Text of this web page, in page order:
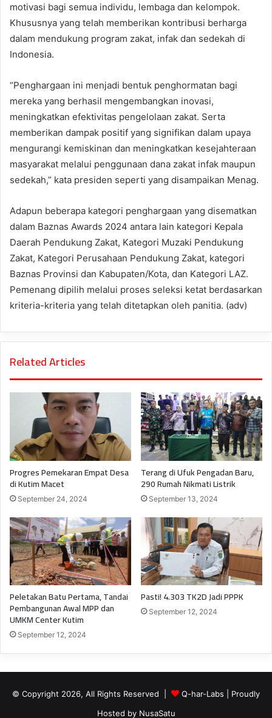
motivasi bagi semua individu, lembaga dan kelompok.
Khususnya yang telah memberikan kontribusi berharga
dalam mendukung program zakat, infak dan sedekah di
Indonesia.
“Penghargaan ini menjadi bentuk penghormatan bagi
mereka yang berhasil mengembangkan inovasi,
meningkatkan efektivitas pengelolaan zakat. Serta
memberikan dampak positif yang signifikan dalam upaya
mengurangi kemiskinan dan meningkatkan kesejahteraan
masyarakat melalui penggunaan dana zakat infak maupun
sedekah,” kata presiden seperti yang disampaikan Menag.
Adapun beberapa kategori penghargaan yang disematkan
dalam Baznas Awards 2024 antara lain kategori Kepala
Daerah Pendukung Zakat, Kategori Muzaki Pendukung
Zakat, Kategori Perusahaan Pendukung Zakat, kategori
Baznas Provinsi dan Kabupaten/Kota, dan Kategori LAZ.
Pemenang dipilih melalui proses seleksi ketat berdasarkan
kriteria-kriteria yang telah ditetapkan oleh panitia. (adv)
Related Articles
Progres Pemekaran Empat Desa
di Kutim Macet
September 24, 2024
Terang di Ufuk Pengadan Baru,
290 Rumah Nikmati Listrik
September 13, 2024
Peletakan Batu Pertama, Tandai
Pembangunan Awal MPP dan
UMKM Center Kutim
September 12, 2024
Pasti! 4.303 TK2D Jadi PPPK
September 12, 2024
© Copyright 2026, All Rights Reserved | Q-har-Labs | Proudly
Hosted by NusaSatu